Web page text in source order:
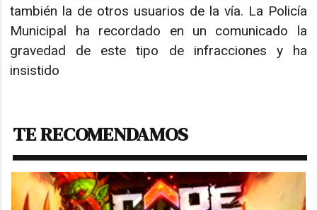
también la de otros usuarios de la vía. La Policía
Municipal ha recordado en un comunicado la
gravedad de este tipo de infracciones y ha
insistido
TE RECOMENDAMOS